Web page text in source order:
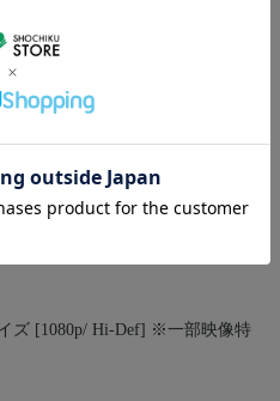
約96分
7日（土）放送開始
ズ [1080p/ Hi-Def] ※一部映像特